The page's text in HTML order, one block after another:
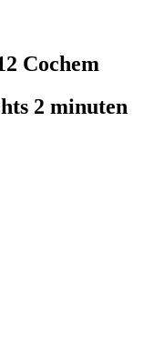
Cochem
2 minuten